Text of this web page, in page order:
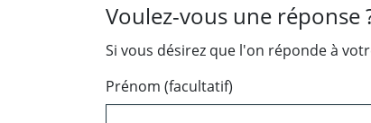
Voulez-vous une réponse
Si vous désirez que l'on réponde à
Prénom (facultatif)